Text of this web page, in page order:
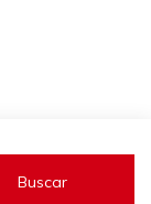
Buscar